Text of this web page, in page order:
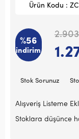
Ürün Kodu :
%56
indirim
Stok Sorunuz
Alışveriş Listeme
Stoklara düşünce